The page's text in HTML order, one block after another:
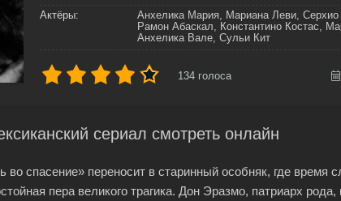
Актёры:
Анхелика Мария, Мариана Леви,
Рамон Абаскал, Константино Костас,
Анхелика Вале, Сульи Кит
134 голоса
сериал смотреть онлайн
во спасение» переносит в старинный особняк, где время
пера великого трагика. Дон Эразмо, патриарх